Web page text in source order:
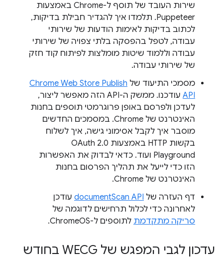
שירות העובד של תוסף ל-Chrome באמצעות
Puppeteer. תלמדו איך להגדיר חבילת בדיקות,
לכתוב בדיקות לאימות הודעות של שירותי
עבודה, לטפל בהפסקה בלתי צפויה של שירותי
עבודה וללמוד שיטות מומלצות לפיתוח קוד חזק
של שירותי עבודה.
מסמכי התיעוד של Chrome Web Store Publish
API
עודכנו. ממשק ה-API הזה מאפשר ליצור,
לעדכן ולפרסם באופן פרוגרמטי תוספים בחנות
האינטרנט של Chrome. במסמכים החדשים
מוסבר איך לקבל אסימוני גישה, איך לשלוח
בקשות HTTP באמצעות OAuth 2.0
Playground ועוד. כדאי לבדוק את האפשרות
הזו כדי לייעל את תהליך הפרסום בחנות
האינטרנט של Chrome.
דף העזרה של documentScan API עודכן
לאחרונה כדי לכלול תרחישים לדוגמה של
סריקה מתקדמת לתוספים ל-ChromeOS.
עדכון לגבי המפגש של WECG בחודש